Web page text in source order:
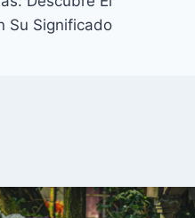
Su Significado